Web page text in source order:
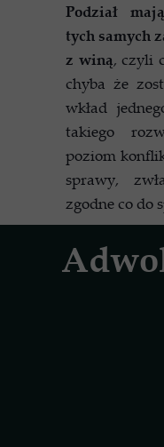
Podział
tych samych
z winą, czyli
chyba że
wkład
takiego
poziom
sprawy,
zgodne co do